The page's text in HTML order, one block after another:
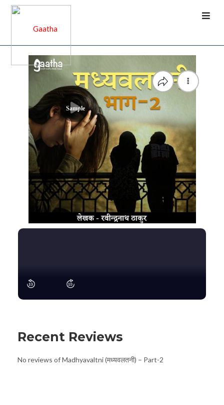
Sample
Recent Reviews
No reviews of Madhyavaltni (मध्यवलतनी) – Part-2